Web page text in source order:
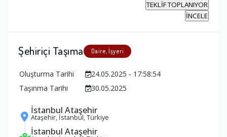
TEKLİF TOPLANIYOR
İNCELE
Şehiriçi Taşıma Daire, İşyeri
Oluşturma Tarihi
24.05.2025 - 17:58:54
Taşınma Tarihi
30.05.2025
İstanbul Ataşehir
Ataşehir, İstanbul, Türkiye
İstanbul Ataşehir